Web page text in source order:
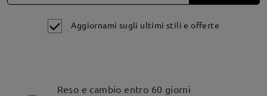
Aggiornami sugli ultimi stili e offerte
Reso e cambio entro 60 giorni